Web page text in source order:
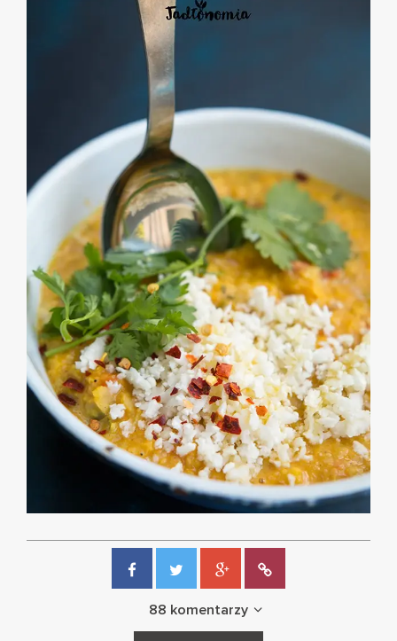
88 komentarzy